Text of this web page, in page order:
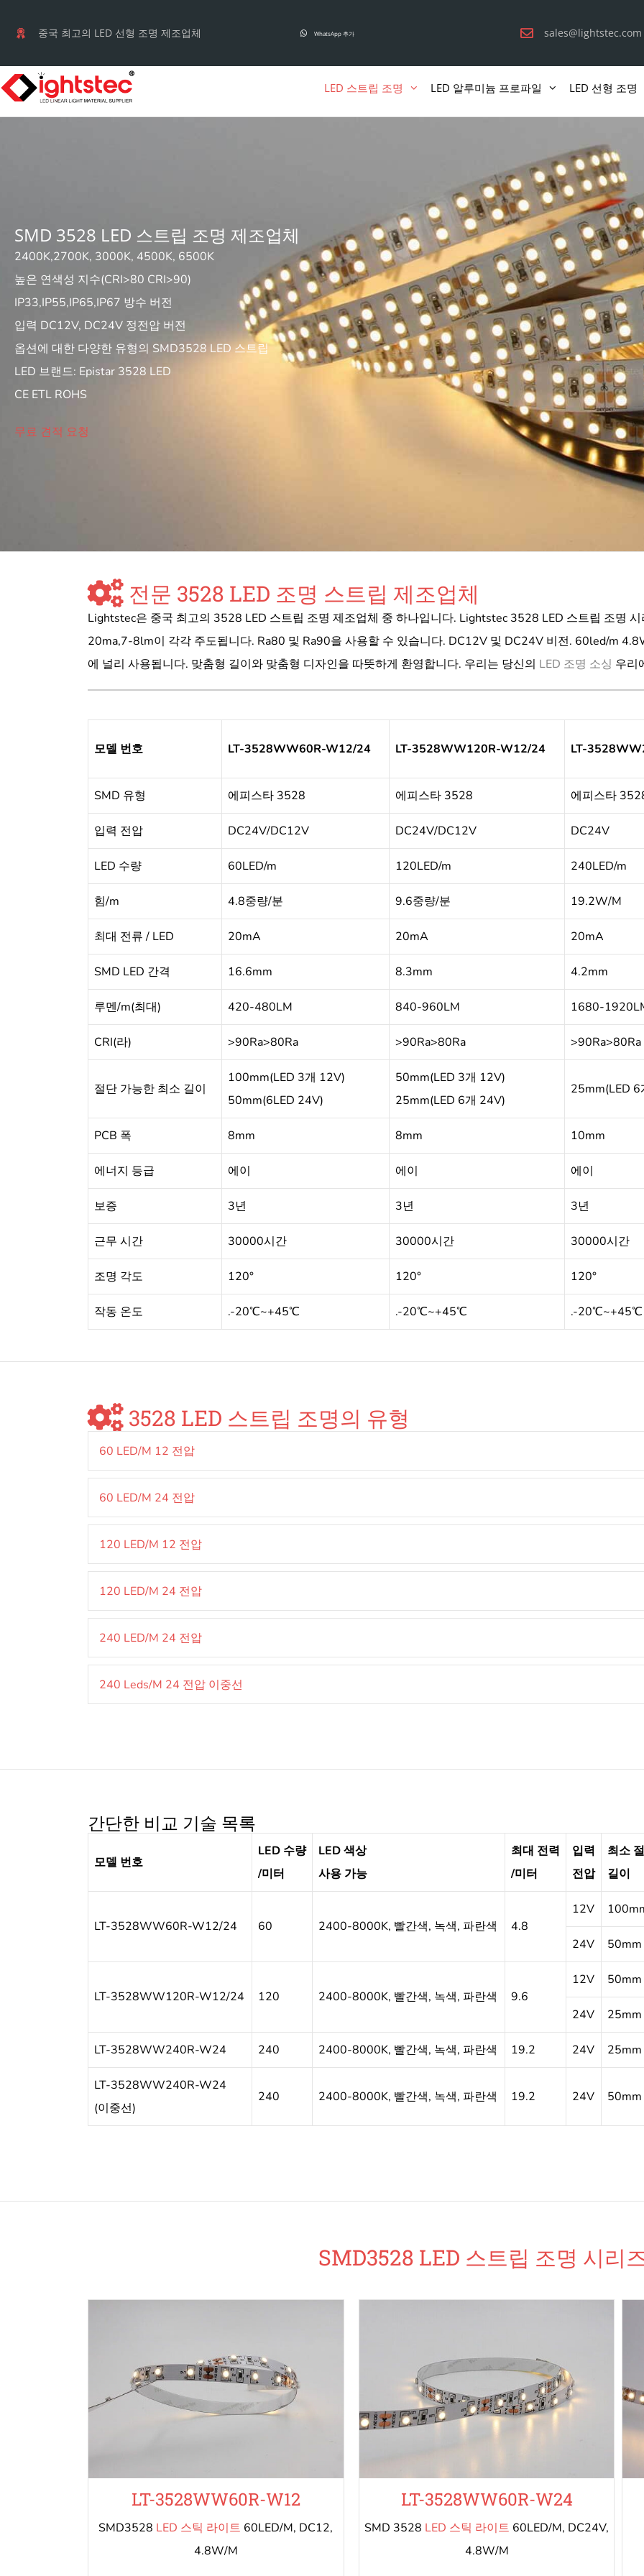
로
건
중국 최고의 LED 선형 조명 제조업체 WhatsApp 추가 sales@lightstec.com
LED 스트립 조명 LED 알루미늄 프로파일 LED 선형 조명
SMD 3528 LED 스트립 조명 제조업체
2400K,2700K, 3000K, 4500K, 6500K
높은 연색성 지수(CRI>80 CRI>90)
IP33,IP55,IP65,IP67 방수 버전
입력 DC12V, DC24V 정전압 버전
옵션에 대한 다양한 유형의 SMD3528 LED 스트립
LED 브랜드: Epistar 3528 LED
CE ETL ROHS
무료 견적 요청
전문 3528 LED 조명 스트립 제조업체
Lightstec은 중국 최고의 3528 LED 스트립 조명 제조업체 중 하나입니다. Lightstec 3528 LED 스트립 조명
20ma,7-8lm이 각각 주도됩니다. Ra80 및 Ra90을 사용할 수 있습니다. DC12V 및 DC24V 비전. 60led/m
에 널리 사용됩니다. 맞춤형 길이와 맞춤형 디자인을 따뜻하게 환영합니다. 우리는 당신의 LED 조명 소싱 우리
모델 번호 LT-3528WW60R-W12/24 LT-3528WW120R-W12/24 LT-
SMD 유형 에피스타 3528 에피스타 3528 에피스타
입력 전압 DC24V/DC12V DC24V/DC12V DC24V
LED 수량 60LED/m 120LED/m 240LED/m
힘/m 4.8중량/분 9.6중량/분 19.2W/M
최대 전류 / LED 20mA 20mA 20mA
SMD LED 간격 16.6mm 8.3mm 4.2mm
루멘/m(최대) 420-480LM 840-960LM 1680-
CRI(라) >90Ra>80Ra >90Ra>80Ra >90Ra>80Ra
절단 가능한 최소 길이
100mm(LED 3개 12V)
50mm(6LED 24V)
50mm(LED 3개 12V)
25mm(LED 6개 24V)
25mm(LED 6
PCB 폭 8mm 8mm 10mm
에너지 등급 에이 에이 에이
보증 3년 3년 3년
근무 시간 30000시간 30000시간 30000시간
조명 각도 120° 120° 120°
작동 온도 .-20℃~+45℃ .-20℃~+45℃ .-20℃~+45℃
3528 LED 스트립 조명의 유형
60 LED/M 12 전압
60 LED/M 24 전압
120 LED/M 12 전압
120 LED/M 24 전압
240 LED/M 24 전압
240 Leds/M 24 전압 이중선
간단한 비교 기술 목록
모델 번호
LED 수량
/미터
LED 색상
사용 가능
최대 전력
/미터
입력
전압
최소
길이
LT-3528WW60R-W12/24 60 2400-8000K, 빨간색, 녹색, 파란색 4.8
12V
24V
50mm
LT-3528WW120R-W12/24 120 2400-8000K, 빨간색, 녹색, 파란색 9.6
12V
50mm
24V
25mm
LT-3528WW240R-W24 240 2400-8000K, 빨간색, 녹색, 파란색 19.2 24V 25mm
LT-3528WW240R-W24
(이중선)
240 2400-8000K, 빨간색, 녹색, 파란색 19.2 24V 50mm
SMD3528 LED 스트립 조명 시리
LT-3528WW60R-W12
SMD3528 LED 스틱 라이트 60LED/M, DC12,
4.8W/M
LT-3528WW60R-W24
SMD 3528 LED 스틱 라이트 60LED/M, DC24V,
4.8W/M